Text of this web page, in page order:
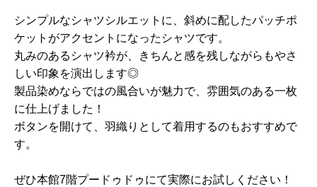
シンプルなシャツシルエットに、斜めに配したパッチポ
ケットがアクセントになったシャツです。
丸みのあるシャツ衿が、きちんと感を残しながらもやさ
しい印象を演出します◎
製品染めならではの風合いが魅力で、雰囲気のある一枚
に仕上げました！
ボタンを開けて、羽織りとして着用するのもおすすめで
す。
ぜひ本館7階プードゥドゥにて実際にお試しください！